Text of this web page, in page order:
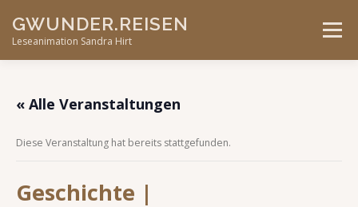
content
GWUNDER.REISEN
Leseanimation Sandra Hirt
Menu
VERANSTALTUNGEN
« Alle Veranstaltungen
Diese Veranstaltung hat bereits stattgefunden.
Geschichte |